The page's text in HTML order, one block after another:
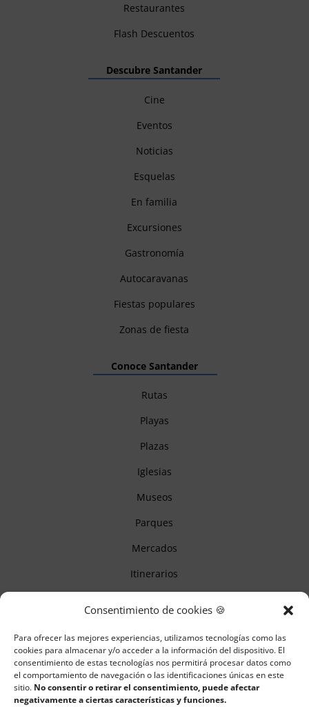
Consentimiento de cookies 🍪
Para ofrecer las mejores experiencias, utilizamos tecnologías como las
cookies para almacenar y/o acceder a la información del dispositivo. El
consentimiento de estas tecnologías nos permitirá procesar datos como
el comportamiento de navegación o las identificaciones únicas en este
sitio. No consentir o retirar el consentimiento, puede afectar
negativamente a ciertas características y funciones.
Restaurantes
Flash Descuentos
Descubre Santander
Cine
Eventos
Noticias
Esquelas
En familia
Excursiones
Gastronomía
Autocaravanas
Fiestas populares
Zonas de fiesta
Conoce Santander
Rutas
Playas
Plazas
Iglesias
Museos
Parques
Mercados
Itinerarios
Descubre Cantabria
Información